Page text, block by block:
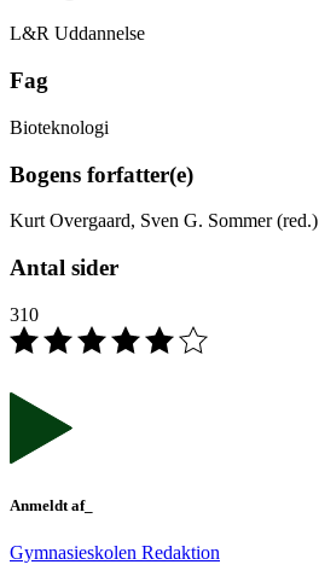
L&R Uddannelse
Fag
Bioteknologi
Bogens forfatter(e)
Kurt Overgaard, Sven G. Sommer (red.)
Antal sider
310
Anmeldt af_
Gymnasieskolen Redaktion